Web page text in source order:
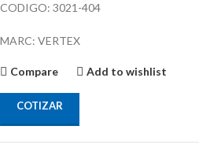
CODIGO: 3021-404
MARC: VERTEX
Compare Add to wishlist
COTIZAR